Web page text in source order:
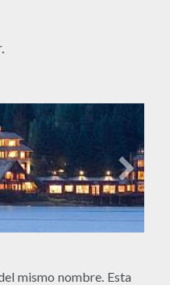
mismo nombre. Esta